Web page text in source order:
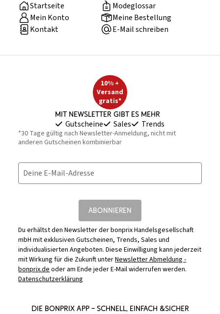
Startseite
Modeglossar
Mein Konto
Meine Bestellung
Kontakt
E-Mail schreiben
10% +
Versand
gratis*
Mit Newsletter gibt es mehr
Gutscheine Sales Trends
*30 Tage gültig nach Newsletter-Anmeldung, nicht mit
anderen Gutscheinen kombinierbar
Deine E-Mail-Adresse
ABONNIEREN
Du erhältst den Newsletter der bonprix Handelsgesellschaft
mbH mit exklusiven Gutscheinen, Trends, Sales und
individualisierten Angeboten. Diese Einwilligung kann jederzeit
mit Wirkung für die Zukunft unterNewsletter Abmeldung -
bonprix.deoder am Ende jeder E-Mail widerrufen werden.
Datenschutzerklärung
DIE BONPRIX APP – SCHNELL, EINFACH &SICHER